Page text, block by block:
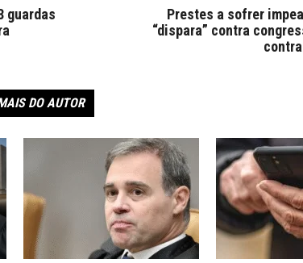
guardas
Prestes a sofrer
“dispara” contra
DO AUTOR